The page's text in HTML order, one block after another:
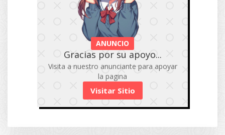
ANUNCIO
Gracias por su apoyo...
Visita a nuestro anunciante para apoyar
la pagina
Visitar Sitio